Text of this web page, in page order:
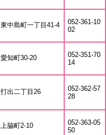
東中島町一丁目41-4
052-361-10
02
愛知町30-20
052-351-70
14
打出二丁目26
052-362-57
28
上脇町2-10
052-363-05
50